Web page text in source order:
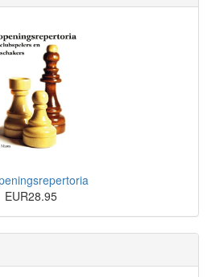
EUR28.95